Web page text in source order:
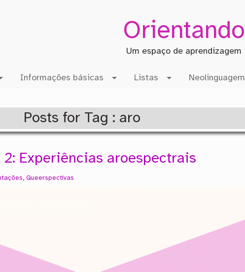
Orientando
Um espaço de aprendizagem
Informações básicas Listas Neolinguagem
Posts for Tag : aro
2: Experiências aroespectrais
,Queerspectivas